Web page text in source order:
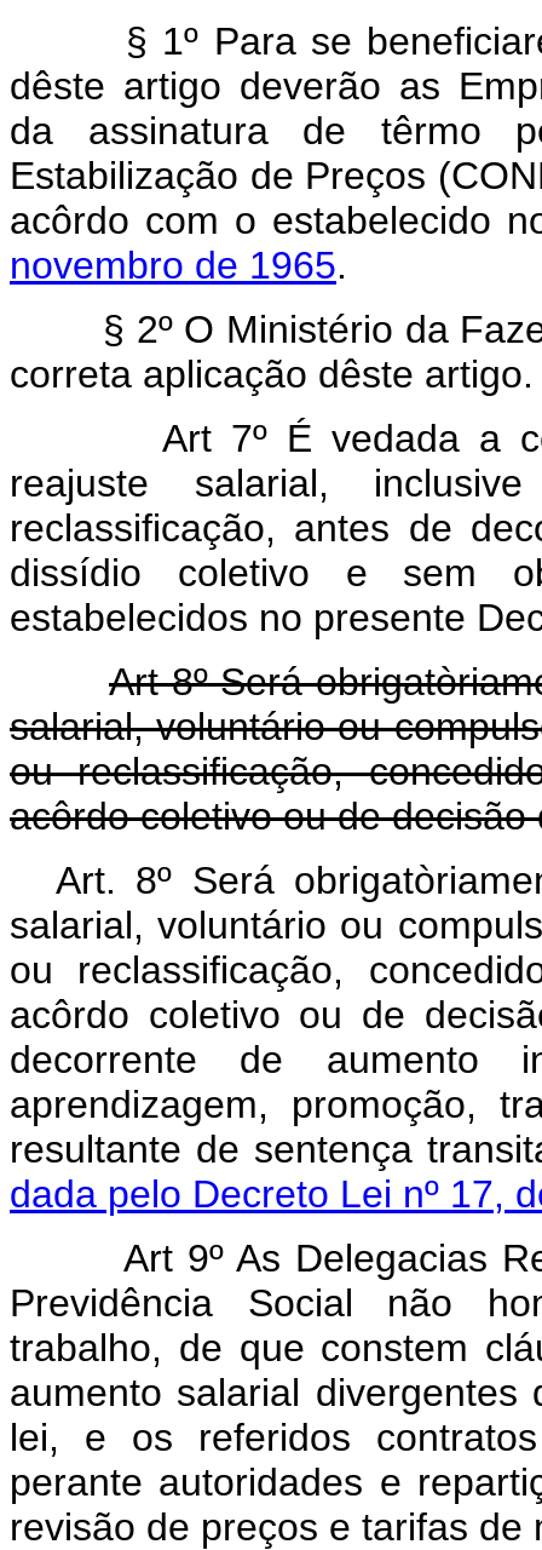
§ 1º Para se
dêste artigo deverão as
da assinatura de têrmo
Estabilização de Preços
acôrdo com o estabelecido
novembro de 1965.
§ 2º O Ministério da
correta aplicação dêste artigo.
Art 7º É vedada a
reajuste salarial,
reclassificação, antes de
dissídio coletivo e sem
estabelecidos no presente
Art 8º Será
salarial, voluntário ou
ou reclassificação,
acôrdo coletivo ou de
Art. 8º Será
salarial, voluntário ou
ou reclassificação,
acôrdo coletivo ou de
decorrente de aumento
aprendizagem, promoção,
resultante de sentença
dada pelo Decreto Lei nº 17,
Art 9º As Delegacias
Previdência Social não
trabalho, de que constem
aumento salarial
lei, e os referidos
perante autoridades e
revisão de preços e tarifas de